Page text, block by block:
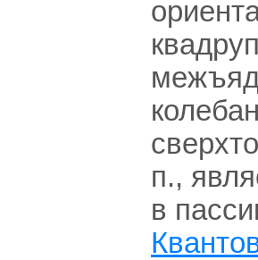
п.,
в